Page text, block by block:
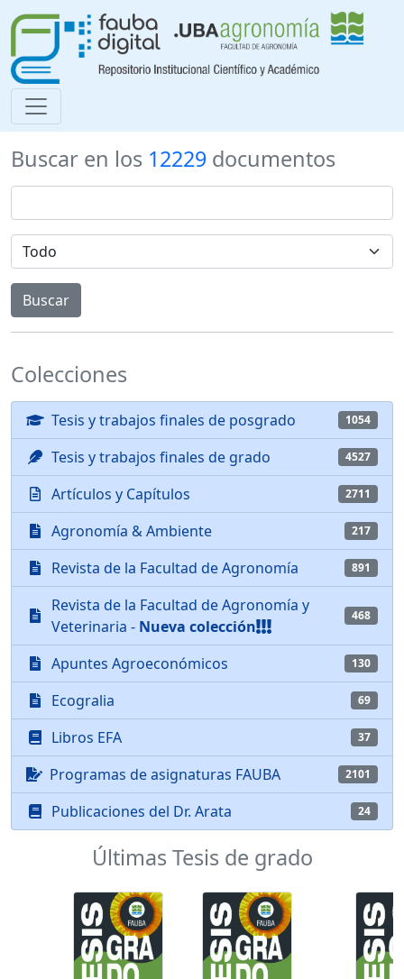
Buscar en los 12229 documentos
Colecciones
Tesis y trabajos finales de posgrado 1054
Tesis y trabajos finales de grado 4527
Artículos y Capítulos 2711
Agronomía & Ambiente 217
Revista de la Facultad de Agronomía 891
Revista de la Facultad de Agronomía y
Veterinaria - Nueva colección
468
Apuntes Agroeconómicos 130
Ecogralia 69
Libros EFA 37
Programas de asignaturas FAUBA 2101
Publicaciones del Dr. Arata 24
Últimas Tesis de grado